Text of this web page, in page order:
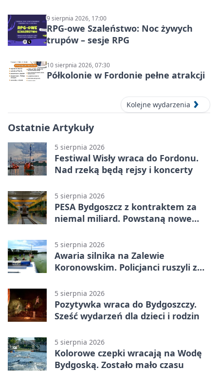
9 sierpnia 2026, 17:00
RPG-owe Szaleństwo: Noc żywych
trupów – sesje RPG
10 sierpnia 2026, 07:30
Półkolonie w Fordonie pełne atrakcji
Kolejne wydarzenia
Ostatnie Artykuły
5 sierpnia 2026
Festiwal Wisły wraca do Fordonu.
Nad rzeką będą rejsy i koncerty
5 sierpnia 2026
PESA Bydgoszcz z kontraktem za
niemal miliard. Powstaną nowe
5 sierpnia 2026
Awaria silnika na Zalewie
Koronowskim. Policjanci ruszyli z
5 sierpnia 2026
Pozytywka wraca do Bydgoszczy.
Sześć wydarzeń dla dzieci i rodzin
5 sierpnia 2026
Kolorowe czepki wracają na Wodę
Bydgoską. Zostało mało czasu